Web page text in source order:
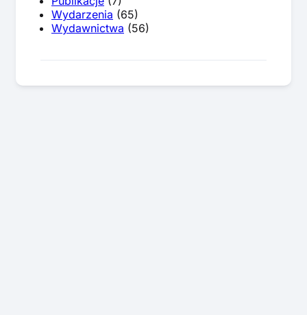
Wydarzenia (65)
Wydawnictwa (56)